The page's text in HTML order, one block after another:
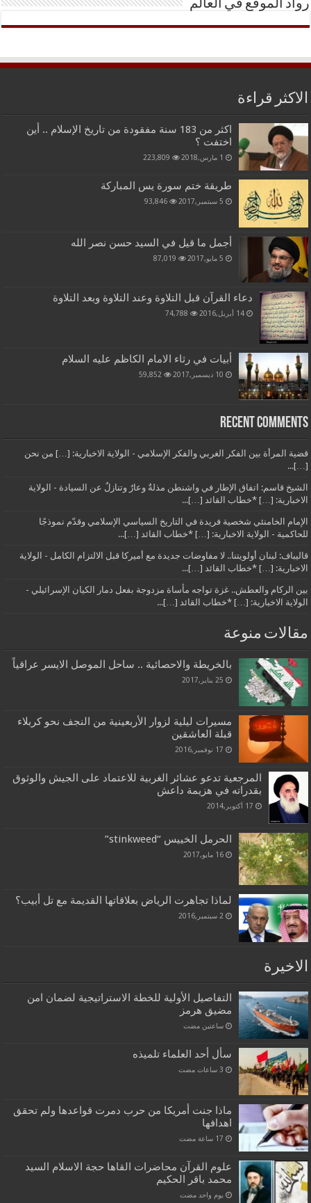
رواد الموقع في العالم
الاكثر قراءة
اكثر من 183 سنة مفقودة من تاريخ الإسلام .. أين
اختفت ؟
1 مارس,2018 223,809
طريقة ختم سورة يس المباركة
5 سبتمبر,2017 93,846
أجمل ما قيل في السيد حسن نصر الله
5 مايو,2017 87,019
دعاء القرآن قبل التلاوة وعند التلاوة وبعد التلاوة
14 أبريل,2016 74,788
أبيات في رثاء الامام الكاظم عليه السلام
10 ديسمبر,2017 59,852
Recent Comments
قضية المرأة بين الفكر الغربي والفكر الإسلامي - الولاية الاخبارية: […] من نحن
[…]...
الشيخ قاسم: اتفاق الإطار في واشنطن مذلةٌ وعارٌ وتنازلٌ عن السيادة - الولاية
الاخبارية: […] *خطاب القائد […]...
الإمام الخامنئي شخصية فريدة في التاريخ السياسي الإسلامي وقدّم نموذجًا
للحاكمية - الولاية الاخبارية: […] *خطاب القائد […]...
قاليباف: لبنان أولويتنا.. لا مفاوضات جديدة مع أميركا قبل الالتزام الكامل - الولاية
الاخبارية: […] *خطاب القائد […]...
بين الركام والعطش.. غزة تواجه مأساة مزدوجة بفعل دمار الكيان الإسرائيلي -
الولاية الاخبارية: […] *خطاب القائد […]...
مقالات منوعة
بالخريطة والاحصائية .. ساحل الموصل الايسر عراقياً
25 يناير,2017
مسيرات ليلية لزوار الأربعينية من النجف نحو كربلاء
قبلة العاشقين
17 نوفمبر,2016
المرجعية تدعو عشائر الغربية للاعتماد على الجيش والوثوق
بقدراته في هزيمة داعش
17 أكتوبر,2014
الحرمل الخييس “stinkweed”
16 مايو,2017
لماذا تجاهرت الرياض بعلاقاتها القديمة مع تل أبيب؟
2 سبتمبر,2016
الاخيرة
التفاصيل الأولية للخطة الاستراتيجية لضمان امن
مضيق هرمز
‏ساعتين مضت
سأل أحد العلماء تلميذه
ماذا جنت أمريكا من حرب دمرت قواعدها ولم تحقق
اهدافها
علوم القرآن محاضرات القاها حجة الاسلام السيد
محمد باقر الحكيم
‏يوم واحد مضت